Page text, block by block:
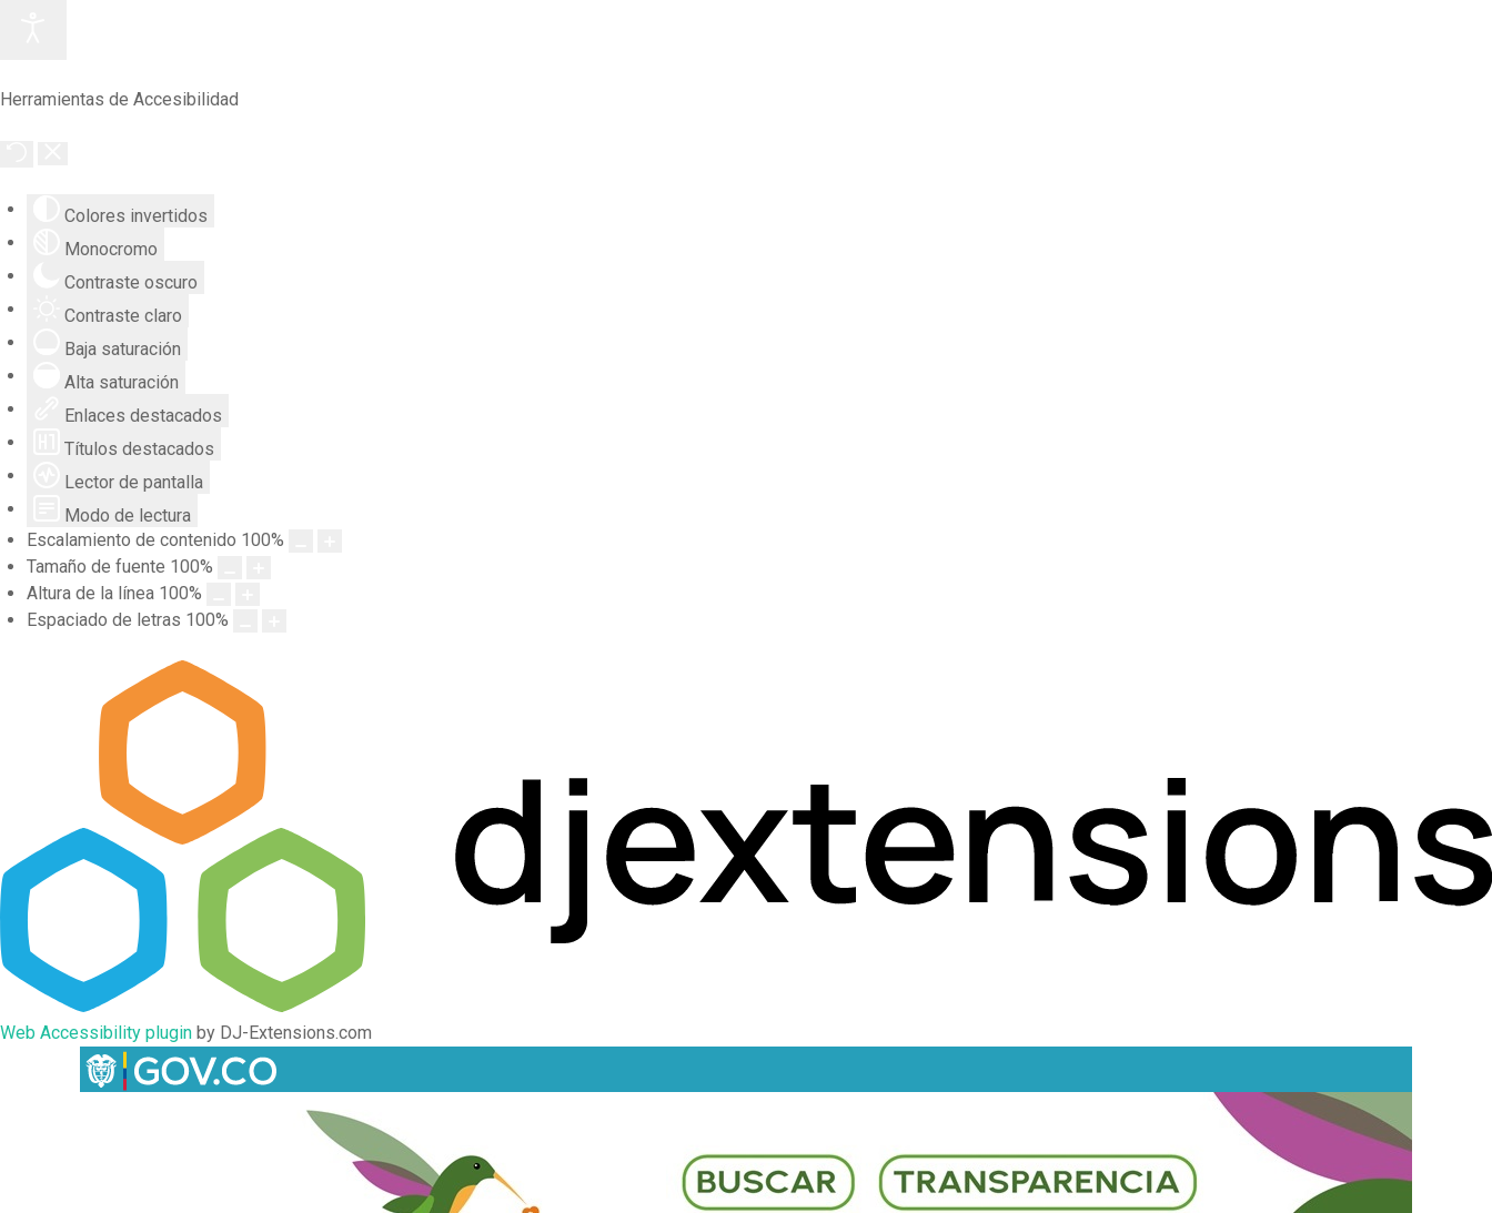
Herramientas de Accesibilidad
Colores invertidos
Monocromo
Contraste oscuro
Contraste claro
Baja saturación
Alta saturación
Enlaces destacados
Títulos destacados
Lector de pantalla
Modo de lectura
Escalamiento de contenido 100%
Tamaño de fuente 100%
Altura de la línea 100%
Espaciado de letras 100%
Web Accessibility plugin by DJ-Extensions.com